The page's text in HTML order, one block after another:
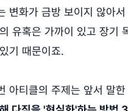
변화가 금방 보이지 않아
유혹은 가까이 있고 장기
기 때문이죠.
아티클의 주제는 앞서 말